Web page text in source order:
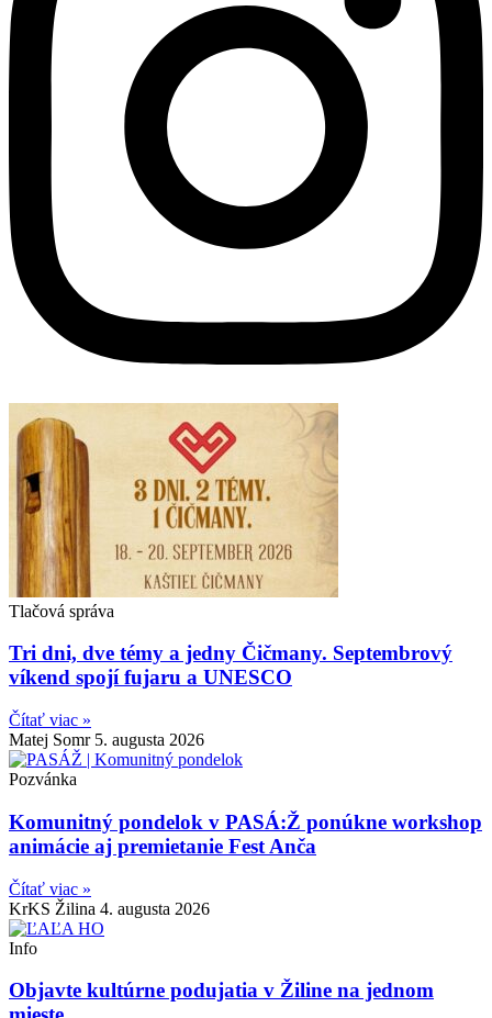
Tlačová správa
Tri dni, dve témy a jedny Čičmany. Septembrový
víkend spojí fujaru a UNESCO
Čítať viac »
Matej Somr 5. augusta 2026
Pozvánka
Komunitný pondelok v PASÁ:Ž ponúkne workshop
animácie aj premietanie Fest Anča
Čítať viac »
KrKS Žilina 4. augusta 2026
Info
Objavte kultúrne podujatia v Žiline na jednom